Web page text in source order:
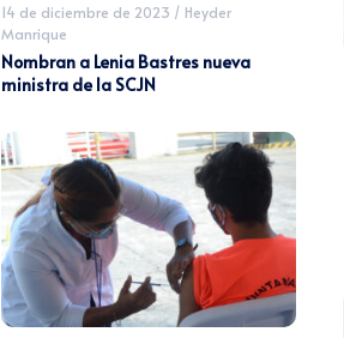
14 de diciembre de 2023 / Heyder
Manrique
Nombran a Lenia Bastres nueva
ministra de la SCJN